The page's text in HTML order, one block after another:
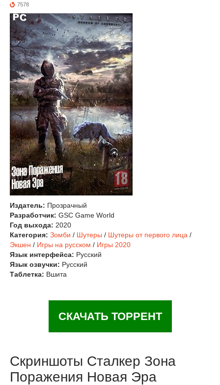
7578
Издатель: Прозрачный
Разработчик: GSC Game World
Год выхода: 2020
Категория: Зомби / Шутеры / Шутеры от первого лица /
Экшен / Игры на русском / Игры 2020
Язык интерфейса: Русский
Язык озвучки: Русский
Таблетка: Вшита
СКАЧАТЬ ТОРРЕНТ
Скриншоты Сталкер Зона
Поражения Новая Эра